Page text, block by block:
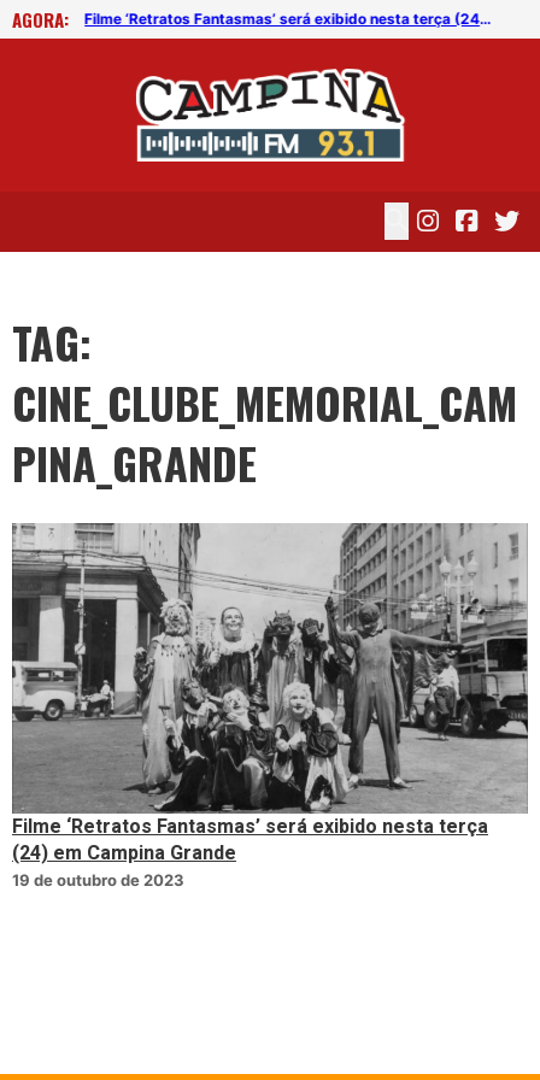
AGORA:
Filme ‘Retratos Fantasmas’ será exibido nesta terça (24) em Campina Grande Filme ‘Retratos Fantasmas’ será exibido nesta terça (24) em Campina Grande
TAG:
CINE_CLUBE_MEMORIAL_CAM
PINA_GRANDE
Filme ‘Retratos Fantasmas’ será exibido nesta terça
(24) em Campina Grande
19 de outubro de 2023